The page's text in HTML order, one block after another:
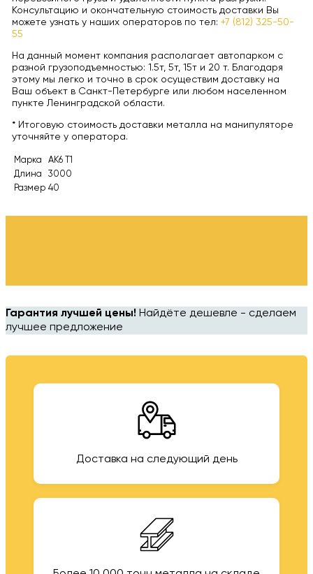
Консультацию и окончательную стоимость доставки Вы
можете узнать у наших операторов по тел: +7 (812) 325-50-
55
На данный момент компания располагает автопарком с
разной грузоподъемностью: 1.5т, 5т, 15т и 20 т. Благодаря
этому мы легко и точно в срок осуществим доставку на
Ваш объект в Санкт-Петербурге или любом населенном
пункте Ленинградской области.
* Итоговую стоимость доставки металла на манипуляторе
уточняйте у оператора.
Марка
АК6 Т1
Длина
3000
Размер 40
Гарантия лучшей цены! Найдёте дешевле - сделаем
лучшее предложение
Доставка на следующий день